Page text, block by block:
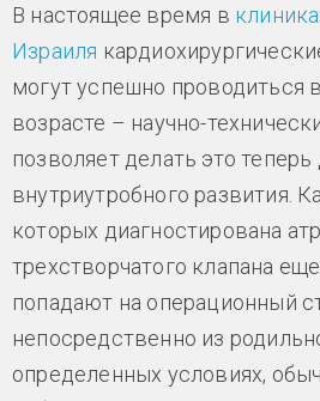
В настоящее время в
Израиля
могут успешно проводиться
возрасте – научно-
позволяет делать это
внутриутробного развития.
которых диагностирована
трехстворчатого клапана
попадают на операционный
непосредственно из
определенных условиях,